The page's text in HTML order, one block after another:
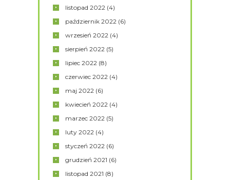
listopad2022 (4)
październik2022 (6)
wrzesień2022 (4)
sierpień2022 (5)
lipiec2022 (8)
czerwiec2022 (4)
maj2022 (6)
kwiecień2022 (4)
marzec2022 (5)
luty2022 (4)
styczeń2022 (6)
grudzień2021 (6)
listopad2021 (8)